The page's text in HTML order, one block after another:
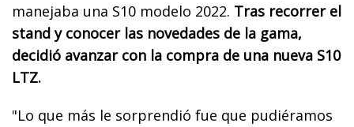
manejaba una S10 modelo 2022. Tras recorrer el
stand y conocer las novedades de la gama,
decidió avanzar con la compra de una nueva S10
LTZ.
"Lo que más le sorprendió fue que pudiéramos